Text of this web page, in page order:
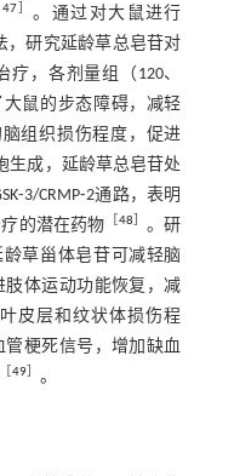
47］ 。通过对大鼠进行
，研究延龄草总皂苷对
，各剂量组（120、
大鼠的步态障碍，减轻
组织损伤程度，促进
生成，延龄草总皂苷处
CRMP⁃2通路，表明
的潜在药物
48
。研
草甾体皂苷可减轻脑
体运动功能恢复，减
皮层和纹状体损伤程
梗死信号，增加缺血
49］ 。